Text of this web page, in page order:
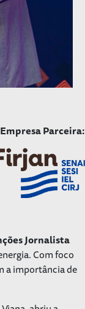
Empresa Parceira:
Jornalista
Com foco
a importância de